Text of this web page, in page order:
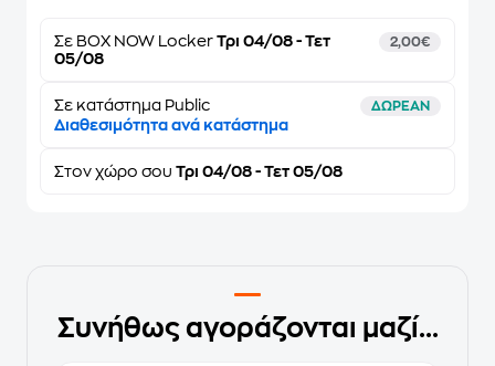
Σε BOX NOW Locker Τρι 04/08 - Τετ
05/08
2,00€
Σε κατάστημα Public ΔΩΡΕΑΝ
Διαθεσιμότητα ανά κατάστημα
Στον χώρο σου Τρι 04/08 - Τετ 05/08
Συνήθως αγοράζονται μαζί...